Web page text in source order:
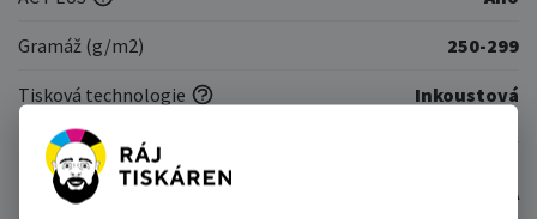
Gramáž (g/m2) 250-299
Tisková technologie Inkoustová
Typ papíru Fotografický
Kód produktu PAPFOTA4MIC10SA